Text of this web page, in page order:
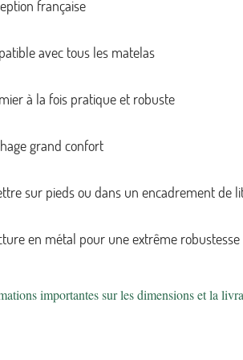
française
avec tous les matelas
à la fois pratique et robuste
grand confort
sur pieds ou dans un encadrement de
en métal pour une extrême robustesse
importantes sur les dimensions et la